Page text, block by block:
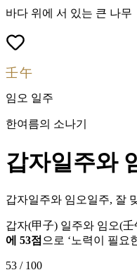
바다 위에 서 있는 큰 나무
壬午
임오 일주
한여름의 소나기
갑자일주와
갑자일주와 임오일주, 잘
갑자(甲子) 일주와 임오(壬
에 53점 으로 ‘노력이 필요
53 / 100